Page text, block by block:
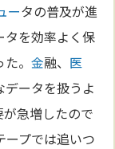
ータの普及が進
タを効率よく保
た。金融、 医
ータを扱うよ
が急増したので
ープでは追いつ